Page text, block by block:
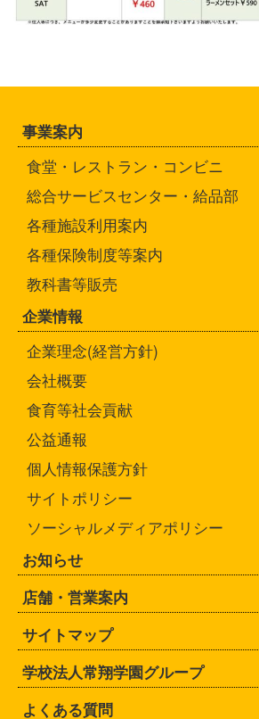
事業案内
食堂・レストラン・コンビニ
総合サービスセンター・給品部
各種施設利用案内
各種保険制度等案内
教科書等販売
企業情報
企業理念(経営方針)
会社概要
食育等社会貢献
公益通報
個人情報保護方針
サイトポリシー
ソーシャルメディアポリシー
お知らせ
店舗・営業案内
サイトマップ
学校法人常翔学園グループ
よくある質問